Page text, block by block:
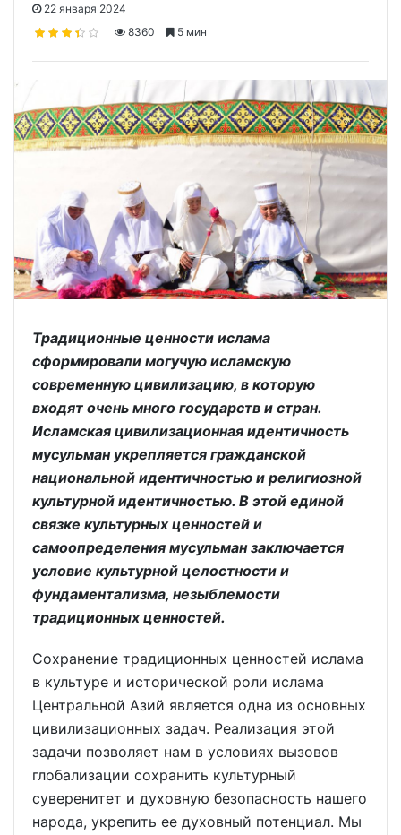
22 января 2024
8360
5 мин
Традиционные ценности ислама
сформировали могучую исламскую
современную цивилизацию, в которую
входят очень много государств и стран.
Исламская цивилизационная идентичность
мусульман укрепляется гражданской
национальной идентичностью и религиозной
культурной идентичностью. В этой единой
связке культурных ценностей и
самоопределения мусульман заключается
условие культурной целостности и
фундаментализма, незыблемости
традиционных ценностей.
Сохранение традиционных ценностей ислама
в культуре и исторической роли ислама
Центральной Азий является одна из основных
цивилизационных задач. Реализация этой
задачи позволяет нам в условиях вызовов
глобализации сохранить культурный
суверенитет и духовную безопасность нашего
народа, укрепить ее духовный потенциал. Мы